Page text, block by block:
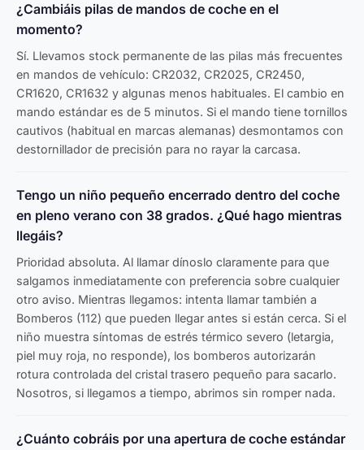
¿Cambiáis pilas de mandos de coche en el
momento?
Sí. Llevamos stock permanente de las pilas más frecuentes
en mandos de vehículo: CR2032, CR2025, CR2450,
CR1620, CR1632 y algunas menos habituales. El cambio en
mando estándar es de 5 minutos. Si el mando tiene tornillos
cautivos (habitual en marcas alemanas) desmontamos con
destornillador de precisión para no rayar la carcasa.
Tengo un niño pequeño encerrado dentro del coche
en pleno verano con 38 grados. ¿Qué hago mientras
llegáis?
Prioridad absoluta. Al llamar dínoslo claramente para que
salgamos inmediatamente con preferencia sobre cualquier
otro aviso. Mientras llegamos: intenta llamar también a
Bomberos (112) que pueden llegar antes si están cerca. Si el
niño muestra síntomas de estrés térmico severo (letargia,
piel muy roja, no responde), los bomberos autorizarán
rotura controlada del cristal trasero pequeño para sacarlo.
Nosotros, si llegamos a tiempo, abrimos sin romper nada.
¿Cuánto cobráis por una apertura de coche estándar